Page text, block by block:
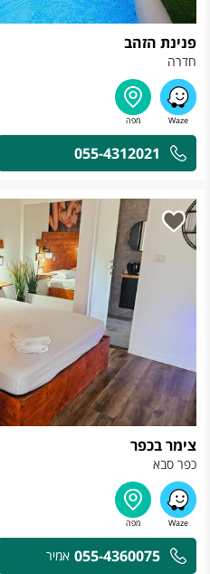
פנינת הזהב
חדרה
055-4312021
צימר בכפר
כפר סבא
055-4360075 אמיר